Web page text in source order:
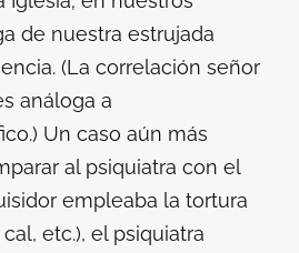
de nuestra estrujada
(La correlación señor
análoga a
Un caso aún más
al psiquiatra con el
empleaba la tortura
etc.), el psiquiatra